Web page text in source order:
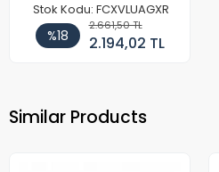
Stok Kodu: FCXVLUAGXR
%18
2.661,50 TL
2.194,02 TL
Similar Products